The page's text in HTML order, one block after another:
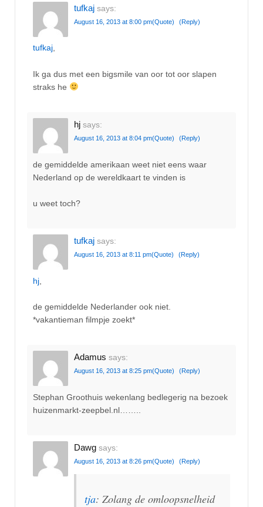
tufkaj says:
August 16, 2013 at 8:00 pm(Quote) (Reply)
tufkaj,
Ik ga dus met een bigsmile van oor tot oor slapen
straks he
hj says:
August 16, 2013 at 8:04 pm(Quote) (Reply)
de gemiddelde amerikaan weet niet eens waar
Nederland op de wereldkaart te vinden is
u weet toch?
tufkaj says:
August 16, 2013 at 8:11 pm(Quote) (Reply)
hj
de gemiddelde Nederlander ook niet.
*vakantieman filmpje zoekt*
Adamus says:
August 16, 2013 at 8:25 pm(Quote) (Reply)
Stephan Groothuis wekenlang bedlegerig na bezoek
huizenmarkt-zeepbel.nl……..
Dawg says:
August 16, 2013 at 8:26 pm(Quote) (Reply)
tja: Zolang de omloopsnelheid